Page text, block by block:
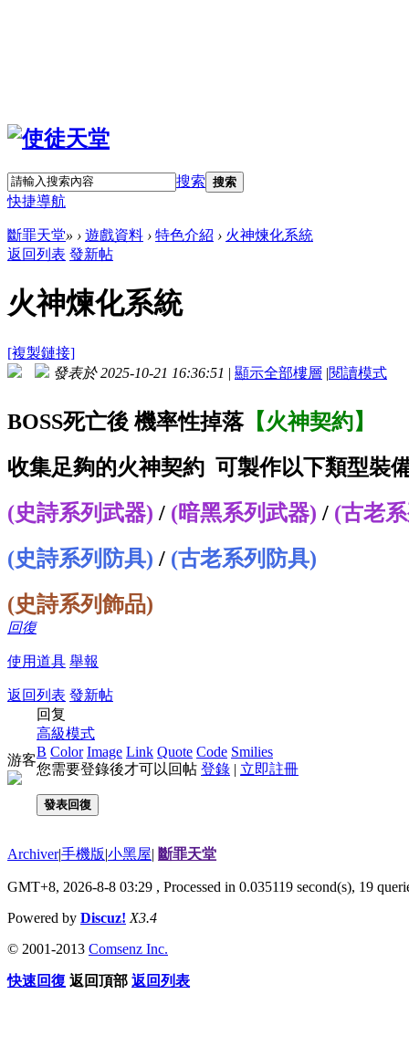
搜索 搜索
快捷導航
斷罪天堂» › 遊戲資料 › 特色介紹 › 火神煉化系統
返回列表 發新帖
火神煉化系統
[複製鏈接]
發表於 2025-10-21 16:36:51 | 顯示全部樓層 |閱讀模式
BOSS死亡後 機率性掉落【火神契約】
收集足夠的火神契約 可製作以下類型裝
(史詩系列武器) / (暗黑系列武器) / (古老
(史詩系列防具) / (古老系列防具)
(史詩系列飾品)
回復
使用道具 舉報
返回列表 發新帖
游客
回复
高級模式
B Color Image Link Quote Code Smilies
您需要登錄後才可以回帖 登錄 | 立即註冊
發表回復
Archiver|手機版|小黑屋| 斷罪天堂
GMT+8, 2026-8-8 03:29 , Processed in 0.035119 second(s), 19
Powered by Discuz! X3.4
© 2001-2013 Comsenz Inc.
快速回復 返回頂部 返回列表